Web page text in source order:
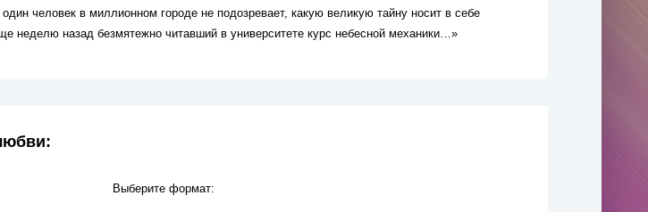
человек в миллионном городе не подозревает, какую великую тайну носит в себе
неделю назад безмятежно читавший в университете курс небесной механики…»
Выберите формат: